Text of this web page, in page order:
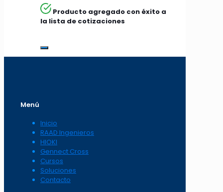
Producto agregado con éxito a
la lista de cotizaciones
Menú
Inicio
RAAD Ingenieros
HIOKI
Gennect Cross
Cursos
Soluciones
Contacto